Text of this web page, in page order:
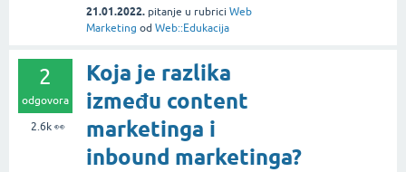
21.01.2022. pitanje u rubrici Web
Marketing od Web::Edukacija
2
odgovora
2.6k👀
Koja je razlika
između content
marketinga i
inbound marketinga?